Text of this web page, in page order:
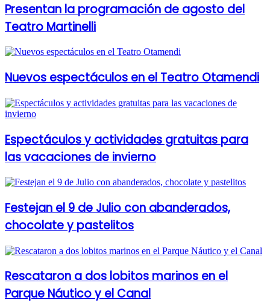
Presentan la programación de agosto del
Teatro Martinelli
Nuevos espectáculos en el Teatro Otamendi
Espectáculos y actividades gratuitas para
las vacaciones de invierno
Festejan el 9 de Julio con abanderados,
chocolate y pastelitos
Rescataron a dos lobitos marinos en el
Parque Náutico y el Canal